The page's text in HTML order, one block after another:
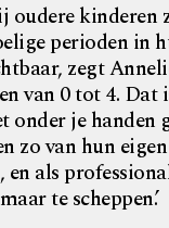
oudere kinderen
perioden in
zegt
van 0 tot 4. Dat
onder je handen
zo van hun eigen
als
te scheppen.’